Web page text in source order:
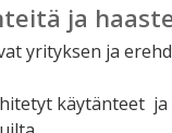
ja
yrityksen ja
käytänteet